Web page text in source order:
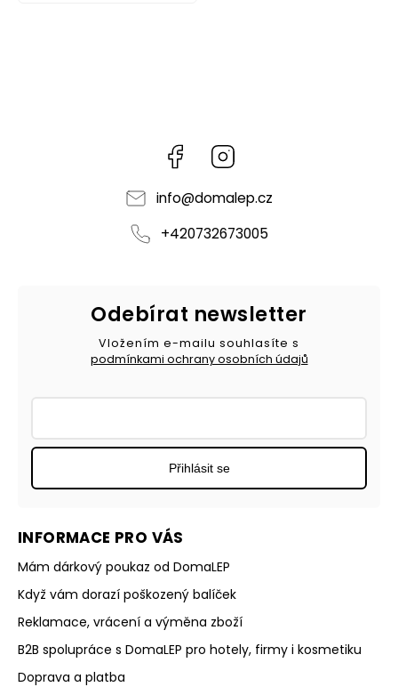
Facebook
info@domalep.cz
+420732673005
INFORMACE PRO VÁS
Mám dárkový poukaz od DomaLEP
Když vám dorazí poškozený balíček
Reklamace, vrácení a výměna zboží
B2B spolupráce s DomaLEP pro hotely, firmy i kosmetiku
Doprava a platba
Odebírat newsletter
Vložením e-mailu souhlasíte s
podmínkami ochrany osobních údajů
Přihlásit se